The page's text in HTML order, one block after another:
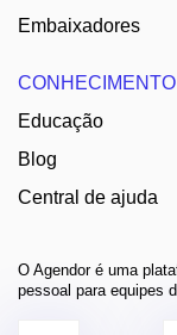
Embaixadores
CONHECIMENTO
Educação
Blog
Central de ajuda
O Agendor é uma
pessoal para equipes